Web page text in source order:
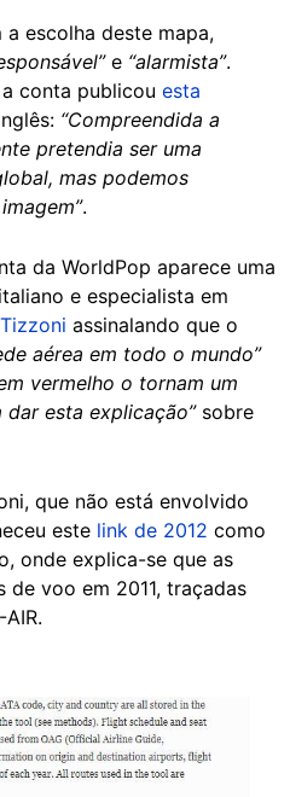
escolha deste mapa,
e “alarmista”.
conta publicou esta
“Compreendida a
pretendia ser uma
mas podemos
.
da WorldPop aparece uma
e especialista em
assinalando que o
aérea em todo o mundo”
vermelho o tornam um
esta explicação”sobre
que não está envolvido
este link de 2012 como
onde explica-se que as
de voo em 2011, traçadas